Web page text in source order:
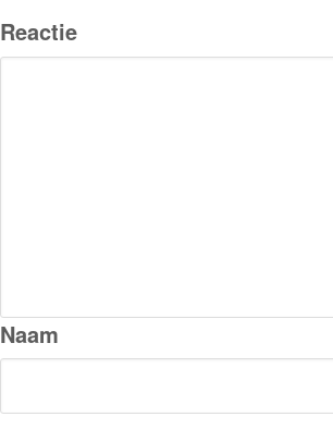
Reactie
Naam